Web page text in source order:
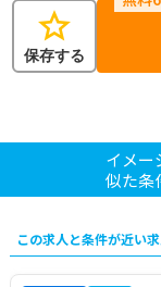
star
保存する
イメー
似た条
この求人と条件が近い